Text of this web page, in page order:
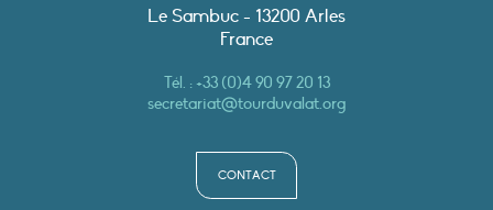
Le Sambuc - 13200 Arles
France
Tél. :+33 (0)4 90 97 20 13
secretariat@tourduvalat.org
CONTACT